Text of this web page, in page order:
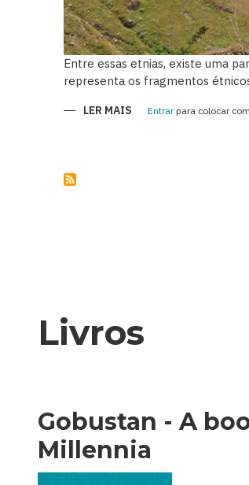
Entre essas etnias, existe uma
representa os fragmentos
LER MAIS SOBRE
Entrarpara colocar
Livros
Gobustan - A
Millennia